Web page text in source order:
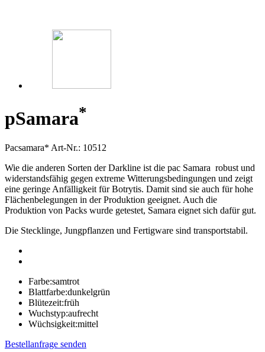
pSamara*
Pacsamara* Art-Nr.: 10512
Wie die anderen Sorten der Darkline ist die pac Samara robust und
widerstandsfähig gegen extreme Witterungsbedingungen und zeigt
eine geringe Anfälligkeit für Botrytis. Damit sind sie auch für hohe
Flächenbelegungen in der Produktion geeignet. Auch die
Produktion von Packs wurde getestet, Samara eignet sich dafür gut.
Die Stecklinge, Jungpflanzen und Fertigware sind transportstabil.
Farbe:samtrot
Blattfarbe:dunkelgrün
Blütezeit:früh
Wuchstyp:aufrecht
Wüchsigkeit:mittel
Bestellanfrage senden